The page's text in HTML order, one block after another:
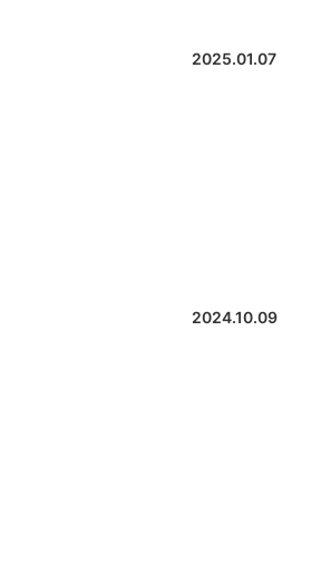
2025.01.07
2024.10.09